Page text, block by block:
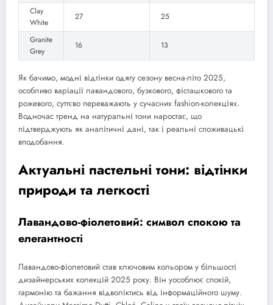
Clay
White
27 25
Granite
Grey
16 13
Як бачимо, модні відтінки одягу сезону весна-літо 2025,
особливо варіації лавандового, бузкового, фісташкового та
рожевого, суттєво переважають у сучасних fashion-колекціях.
Водночас тренд на натуральні тони наростає, що
підтверджують як аналітичні дані, так і реальні споживацькі
вподобання.
Актуальні пастельні тони: відтінки
природи та легкості
Лавандово-фіолетовий: символ спокою та
елегантності
Лавандово-фіолетовий став ключовим кольором у більшості
дизайнерських колекцій 2025 року. Він уособлює спокій,
гармонію та бажання відволіктись від інформаційного шуму.